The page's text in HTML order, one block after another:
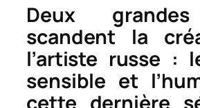
Deux
scandent la
l’artiste russe :
sensible et